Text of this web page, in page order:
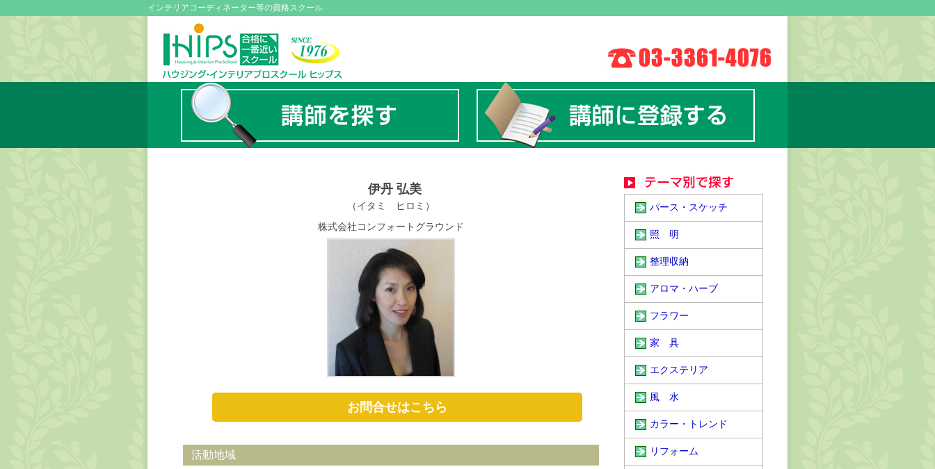
インテリアコーディネーター等の資格スクール
伊丹 弘美
（イタミ ヒロミ）
株式会社コンフォートグラウンド
お問合せはこちら
活動地域
パース・スケッチ
照 明
整理収納
アロマ・ハーブ
フラワー
家 具
エクステリア
風 水
カラー・トレンド
リフォーム